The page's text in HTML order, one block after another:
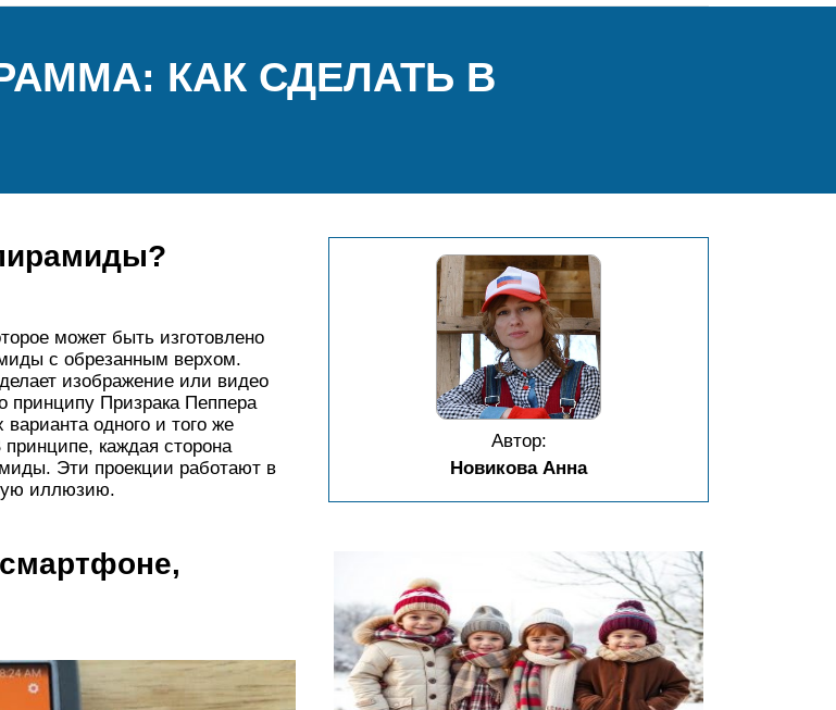
КАК СДЕЛАТЬ В
может быть изготовлено
с обрезанным верхом.
изображение или видео
принципу Призрака Пеппера
одного и того же
каждая сторона
Эти проекции работают в
иллюзию.
Автор:
Новикова Анна